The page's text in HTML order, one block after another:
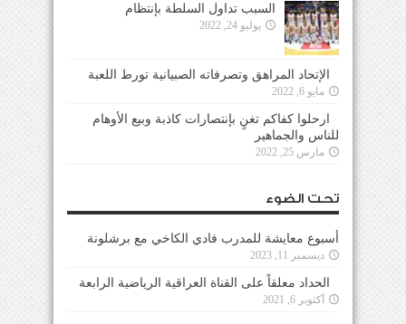
السبب تداول السلطة بإنتظام
يوليو 24, 2022
الإتحاد المراهق وتصرفاته الصبيانية تورط اللعبة
مايو 6, 2022
ارحلوا كفاكم تغنٍ بإنتصارات كاذبة وبيع الأوهام
للناس والجماهير
مارس 25, 2022
تحت الضوء
أسبوع معايشة للمدرب فادي الكاخي مع برشلونة
ديسمبر 11, 2023
الحداد معلقاً على القناة العراقية الرياضية الرابعة
أكتوبر 6, 2021